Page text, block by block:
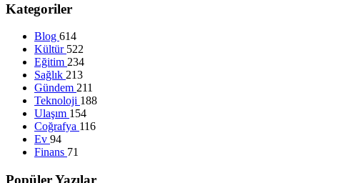
Kategoriler
Blog 614
Kültür 522
Eğitim 234
Sağlık 213
Gündem 211
Teknoloji 188
Ulaşım 154
Coğrafya 116
Ev 94
Finans 71
Popüler Yazılar